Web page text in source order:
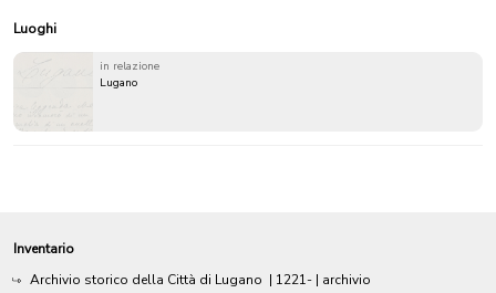
Luoghi
in relazione
Lugano
Inventario
Archivio storico della Città di Lugano | 1221- | archivio